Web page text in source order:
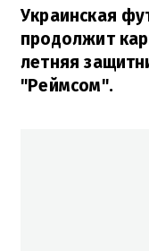
Украинская
продолжит
летняя
"Реймсом".